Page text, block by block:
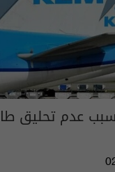
عدم تحليق